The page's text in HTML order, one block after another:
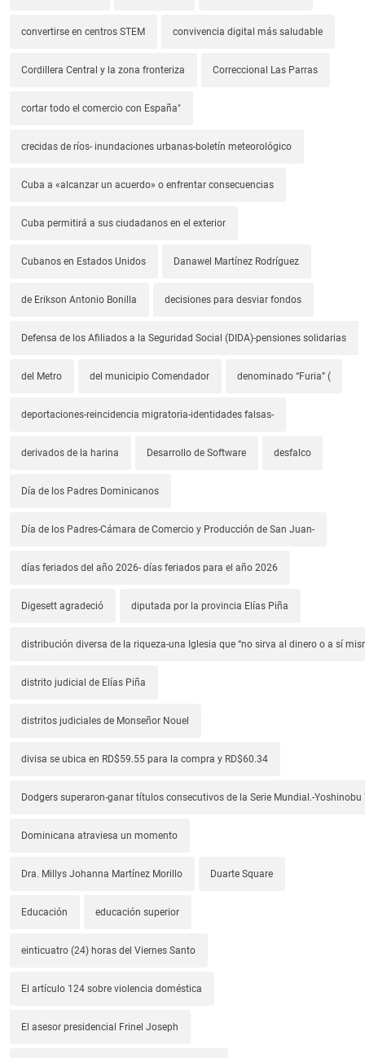
convertirse en centros STEM convivencia digital más saludable
Cordillera Central y la zona fronteriza Correccional Las Parras
cortar todo el comercio con España"
crecidas de ríos- inundaciones urbanas-boletín meteorológico
Cuba a «alcanzar un acuerdo» o enfrentar consecuencias
Cuba permitirá a sus ciudadanos en el exterior
Cubanos en Estados Unidos Danawel Martínez Rodríguez
de Erikson Antonio Bonilla decisiones para desviar fondos
Defensa de los Afiliados a la Seguridad Social (DIDA)-pensiones solidarias
del Metro del municipio Comendador denominado “Furia” (
deportaciones-reincidencia migratoria-identidades falsas-
derivados de la harina Desarrollo de Software desfalco
Día de los Padres Dominicanos
Día de los Padres-Cámara de Comercio y Producción de San Juan-
días feriados del año 2026- días feriados para el año 2026
Digesett agradeció diputada por la provincia Elías Piña
distribución diversa de la riqueza-una Iglesia que “no sirva al dinero o a sí
distrito judicial de Elías Piña
distritos judiciales de Monseñor Nouel
divisa se ubica en RD$59.55 para la compra y RD$60.34
Dodgers superaron-ganar títulos consecutivos de la Serie Mundial.-
Dominicana atraviesa un momento
Dra. Millys Johanna Martínez Morillo Duarte Square
Educación educación superior
einticuatro (24) horas del Viernes Santo
El artículo 124 sobre violencia doméstica
El asesor presidencial Frinel Joseph